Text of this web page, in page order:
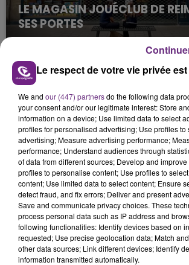
LE MAGASIN JOUÉCLUB DE
SES PORTES
C'était l'une des institutions du
rémois. Le magasin JouéClub est
fermer ses portes.
TITRES DIFFUSÉS
10h41
10h41
TAME IMPALA & JENNIE
Dracula
10h38
10h38
DISIZ
Le respect de votre vie privée
We and our (447) partnersdo the following data
your consent and/or our legitimate interest: Store
information on a device; Use limited data to select
profiles for personalised advertising; Use profiles to
advertising; Measure advertising performance;
performance; Understand audiences through
of data from different sources; Develop and
profiles to personalise content; Use profiles to
content; Use limited data to select content; Ensure
detect fraud, and fix errors; Deliver and present
Save and communicate privacy choices. These
process personal data such as IP address and
following functionalities: Identify devices based on
requested; Use precise geolocation data; Match
other data sources; Link different devices; Identify
information transmitted automatically.